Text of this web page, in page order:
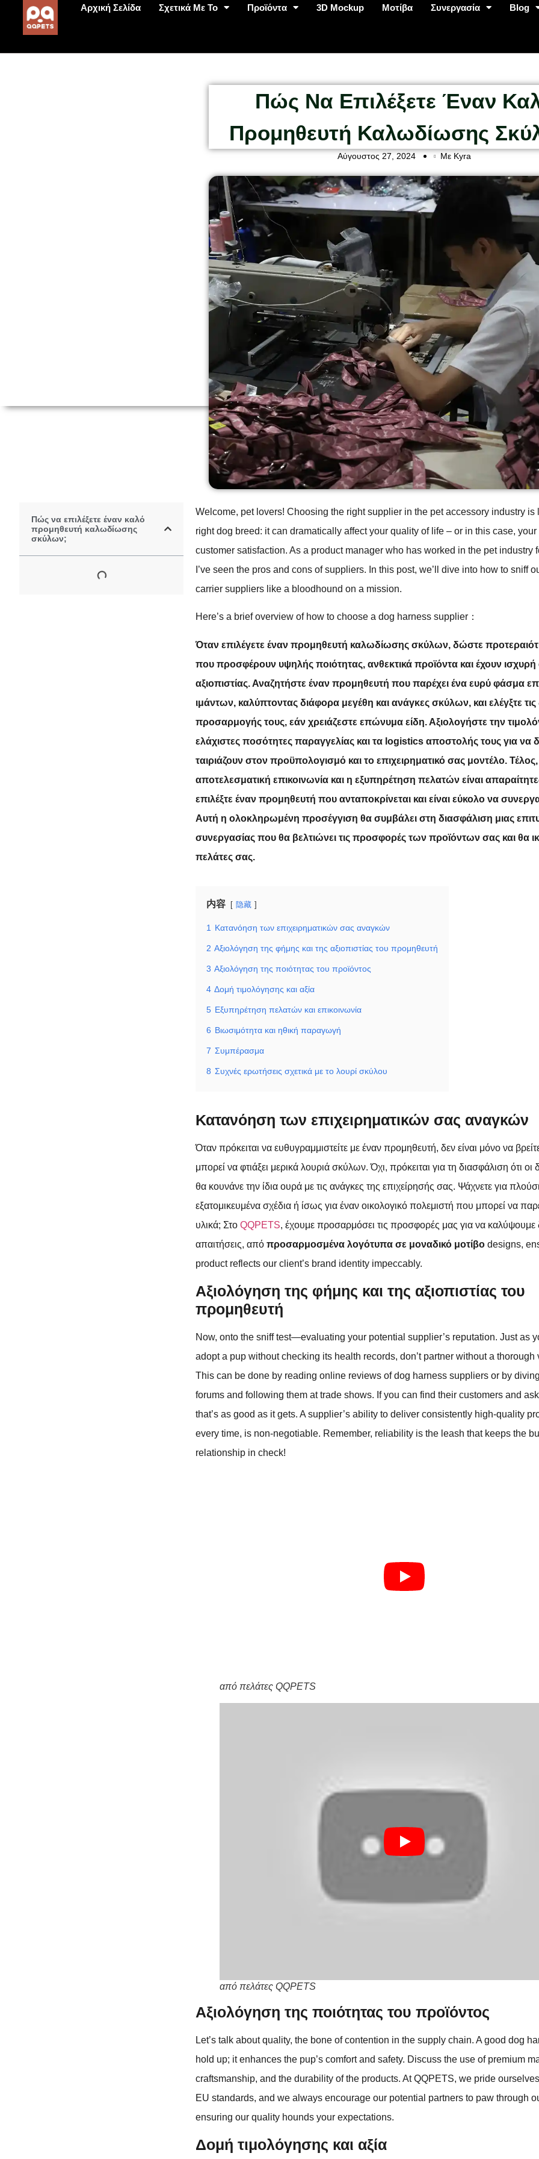
Αρχική Σελίδα Σχετικά Με Το Προϊόντα 3D Mockup Μοτίβα Συνεργασία Blog
Πώς Να Επιλέξετε Έναν
Προμηθευτή Καλωδίωσης
Αύγουστος 27, 2024 Με Kyra
Πώς να επιλέξετε έναν καλό
προμηθευτή καλωδίωσης
σκύλων;
Welcome, pet lovers! Choosing the right supplier in the pet accessory industry is
right dog breed: it can dramatically affect your quality of life – or in this case,
customer satisfaction. As a product manager who has worked in the pet industry
I’ve seen the pros and cons of suppliers. In this post, we’ll dive into how to sniff
carrier suppliers like a bloodhound on a mission.
Here’s a brief overview of how to choose a dog harness supplier：
Όταν επιλέγετε έναν προμηθευτή καλωδίωσης σκύλων, δώστε
που προσφέρουν υψηλής ποιότητας, ανθεκτικά προϊόντα και έχουν
αξιοπιστίας. Αναζητήστε έναν προμηθευτή που παρέχει ένα ευρύ φάσμα
ιμάντων, καλύπτοντας διάφορα μεγέθη και ανάγκες σκύλων, και ελέγξτε τις
προσαρμογής τους, εάν χρειάζεστε επώνυμα είδη. Αξιολογήστε την
ελάχιστες ποσότητες παραγγελίας και τα logistics αποστολής τους για να
ταιριάζουν στον προϋπολογισμό και το επιχειρηματικό σας μοντέλο.
αποτελεσματική επικοινωνία και η εξυπηρέτηση πελατών είναι
επιλέξτε έναν προμηθευτή που ανταποκρίνεται και είναι εύκολο να
Αυτή η ολοκληρωμένη προσέγγιση θα συμβάλει στη διασφάλιση μιας
συνεργασίας που θα βελτιώνει τις προσφορές των προϊόντων σας και θα
πελάτες σας.
内容 隐藏
1 Κατανόηση των επιχειρηματικών σας αναγκών
2 Αξιολόγηση της φήμης και της αξιοπιστίας του προμηθευτή
3 Αξιολόγηση της ποιότητας του προϊόντος
4 Δομή τιμολόγησης και αξία
5 Εξυπηρέτηση πελατών και επικοινωνία
6 Βιωσιμότητα και ηθική παραγωγή
7 Συμπέρασμα
8 Συχνές ερωτήσεις σχετικά με το λουρί σκύλου
Κατανόηση των επιχειρηματικών σας αναγκών
Όταν πρόκειται να ευθυγραμμιστείτε με έναν προμηθευτή, δεν είναι μόνο να
μπορεί να φτιάξει μερικά λουριά σκύλων. Όχι, πρόκειται για τη διασφάλιση ότι οι
θα κουνάνε την ίδια ουρά με τις ανάγκες της επιχείρησής σας. Ψάχνετε για
εξατομικευμένα σχέδια ή ίσως για έναν οικολογικό πολεμιστή που μπορεί να
υλικά; ΣτοQQPETS, έχουμε προσαρμόσει τις προσφορές μας για να καλύψουμε
απαιτήσεις, απόπροσαρμοσμένα λογότυπα σε μοναδικό μοτίβο designs,
product reflects our client’s brand identity impeccably.
Αξιολόγηση της φήμης και της αξιοπιστίας του
προμηθευτή
Now, onto the sniff test—evaluating your potential supplier’s reputation. Just as
adopt a pup without checking its health records, don’t partner without a thorough
This can be done by reading online reviews of dog harness suppliers or by
forums and following them at trade shows. If you can find their customers and
that’s as good as it gets. A supplier’s ability to deliver consistently high-quality
every time, is non-negotiable. Remember, reliability is the leash that keeps the
relationship in check!
από πελάτες QQPETS
από πελάτες QQPETS
Αξιολόγηση της ποιότητας του προϊόντος
Let’s talk about quality, the bone of contention in the supply chain. A good dog
hold up; it enhances the pup’s comfort and safety. Discuss the use of premium
craftsmanship, and the durability of the products. At QQPETS, we pride
EU standards, and we always encourage our potential partners to paw through
ensuring our quality hounds your expectations.
Δομή τιμολόγησης και αξία